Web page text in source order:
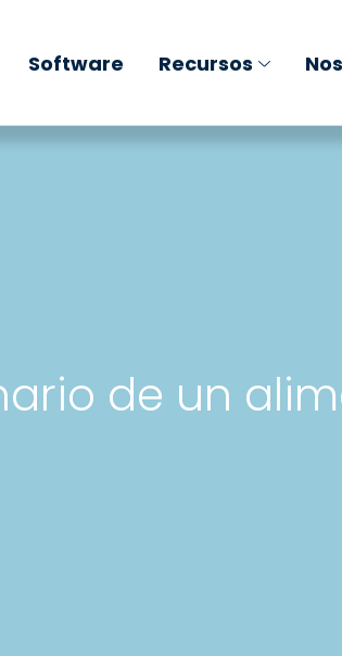
Software Recursos
de un